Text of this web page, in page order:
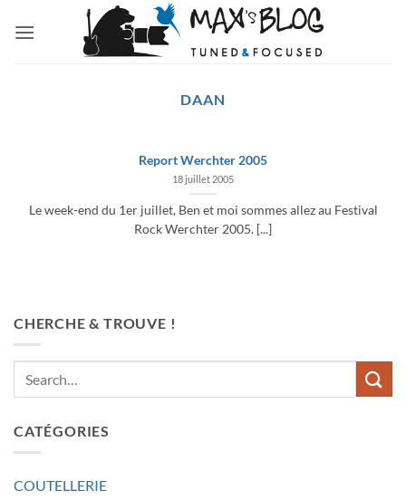
DAAN
Report Werchter 2005
18 juillet 2005
Le week-end du 1er juillet, Ben et moi sommes allez au Festival
Rock Werchter 2005. [...]
CHERCHE & TROUVE !
CATÉGORIES
COUTELLERIE